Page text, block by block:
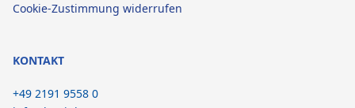
Cookie-Zustimmung widerrufen
KONTAKT
+49 2191 9558 0